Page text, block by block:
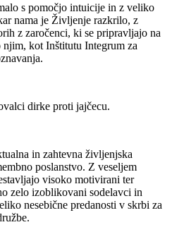
s pomočjo intuicije in z veliko
nama je Življenje razkrilo, z
z zaročenci, ki se pripravljajo na
kot Inštitutu Integrum za
dirke proti jajčecu.
in zahtevna življenjska
poslanstvo. Z veseljem
visoko motivirani ter
zelo izoblikovani sodelavci in
nesebične predanosti v skrbi za